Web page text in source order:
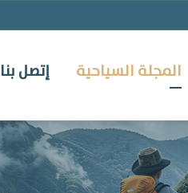
المجلة السياحية إتصل بنا